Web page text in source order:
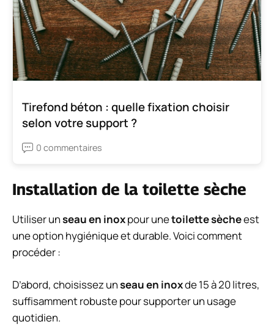
Tirefond béton : quelle fixation choisir
selon votre support ?
0 commentaires
Installation de la toilette sèche
Utiliser unseau en inoxpour unetoilette sècheest
une option hygiénique et durable. Voici comment
procéder :
D’abord, choisissez unseau en inoxde 15 à 20 litres,
suffisamment robuste pour supporter un usage
quotidien.